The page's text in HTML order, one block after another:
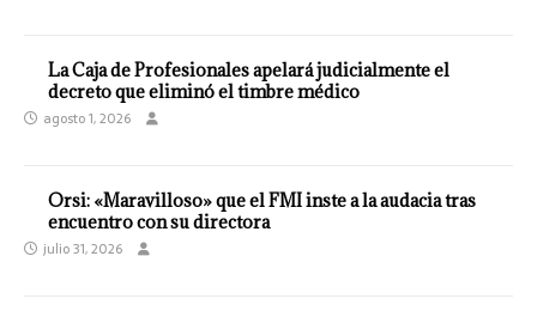
La Caja de Profesionales apelará judicialmente el
decreto que eliminó el timbre médico
agosto 1, 2026
Orsi: «Maravilloso» que el FMI inste a la audacia tras
encuentro con su directora
julio 31, 2026